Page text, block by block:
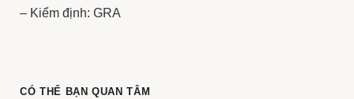
– Kiểm định: GRA
CÓ THỂ BẠN QUAN TÂM